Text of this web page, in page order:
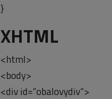
}
XHTML
<html>
<body>
<div id=“obalovydiv“>